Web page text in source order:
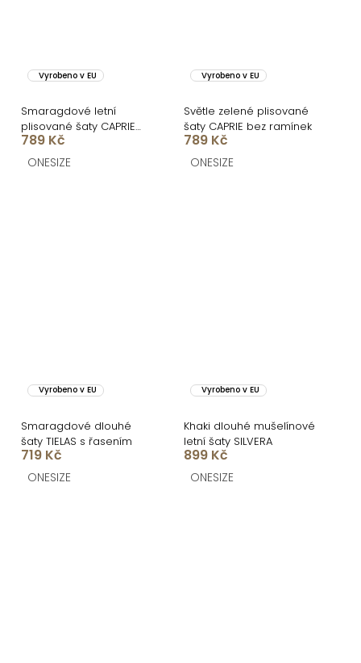
Vyrobeno v EU
Smaragdové letní
plisované šaty CAPRIE
bez ramínek
789 Kč
ONESIZE
Vyrobeno v EU
Světle zelené plisované
šaty CAPRIE bez ramínek
789 Kč
ONESIZE
Vyrobeno v EU
Smaragdové dlouhé
šaty TIELAS s řasením
719 Kč
ONESIZE
Vyrobeno v EU
Khaki dlouhé mušelínové
letní šaty SILVERA
899 Kč
ONESIZE